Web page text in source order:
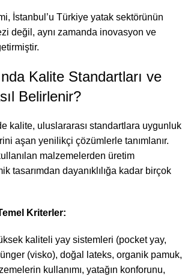
İstanbul’u Türkiye yatak sektörünün
değil, aynı zamanda inovasyon ve
Kalite Standartları ve
Belirlenir?
kalite, uluslararası standartlara uygunluk
aşan yenilikçi çözümlerle tanımlanır.
malzemelerden üretim
tasarımdan dayanıklılığa kadar birçok
Kriterler:
kaliteli yay sistemleri (pocket yay,
(visko), doğal lateks, organik pamuk,
kullanımı, yatağın konforunu,